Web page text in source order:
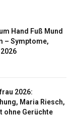
Hand Fuß Mund
– Symptome,
2026:
Maria Riesch,
ohne Gerüchte